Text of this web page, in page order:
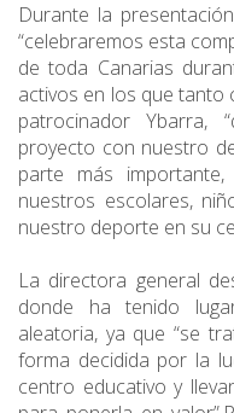
Durante la
“celebraremos esta
de toda Canarias
activos en los que tanto
patrocinador
proyecto con nuestro
parte más
nuestros escolares,
nuestro deporte en su
La directora general
donde ha tenido
aleatoria, ya que “se
forma decidida por la
centro educativo y